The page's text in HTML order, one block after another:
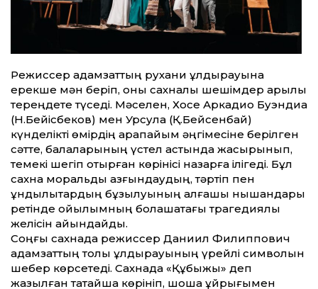
Режиссер адамзат­тың рухани құлдырауына
ерекше мән беріп, оны сахналық шешімдер арқылы
тереңдете түседі. Мәселен, Хосе Аркадио Буэндиа
(Н.Бейісбеков) мен Урсула (Қ.Бейсенбай)
күнделікті өмірдің қарапайым әңгімесіне берілген
сәт­те, балаларының үстел астында жасырынып,
темекі шегіп отырған көрінісі назарға ілігеді. Бұл
сахна моральдық азғындаудың, тәртіп пен
құндылықтардың бұзылуының алғашқы нышандары
ретінде қойылымның болашақтағы трагедиялық
желісін айқындайды.
Соңғы сахнада режиссер Даниил Филиппович
адамзат­тың толық құлдырауының үрейлі символын
шебер көрсетеді. Сахнада «Құбыжық» деп
жазылған тақтайша көрініп, шошқа құйрығымен